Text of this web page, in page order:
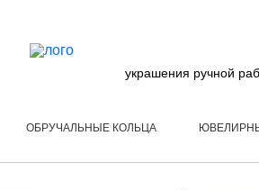
украшения ручной
ОБРУЧАЛЬНЫЕ КОЛЬЦА